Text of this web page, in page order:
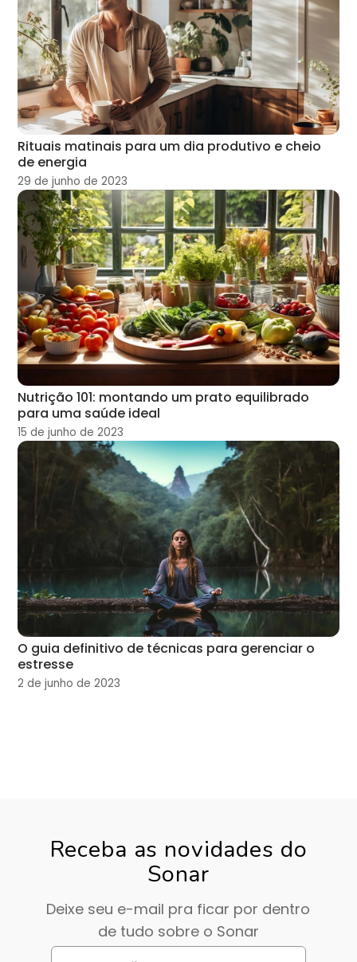
Rituais matinais para um dia produtivo e cheio
de energia
29 de junho de 2023
Nutrição 101: montando um prato equilibrado
para uma saúde ideal
15 de junho de 2023
O guia definitivo de técnicas para gerenciar o
estresse
2 de junho de 2023
Receba as novidades do
Sonar
Deixe seu e-mail pra ficar por dentro
de tudo sobre o Sonar